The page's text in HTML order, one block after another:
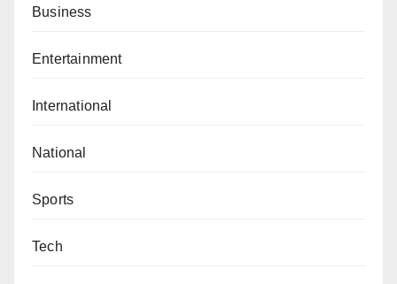
Business
Entertainment
International
National
Sports
Tech